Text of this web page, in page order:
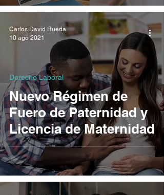
Nuevo Régimen de
Fuero de Paternidad y
Licencia de Maternidad
Derecho Laboral
Carlos David Rueda
10 ago 2021